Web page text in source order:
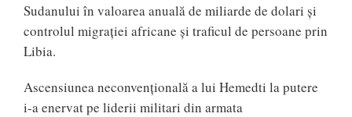
Sudanului în valoarea anuală de miliarde de dolari și
controlul migrației africane și traficul de persoane prin
Libia.
Ascensiunea neconvențională a lui Hemedti la putere
i-a enervat pe liderii militari din armata